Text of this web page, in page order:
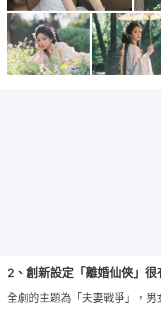
2、創新設定「離婚仙俠」很
全劇的主題為「夫妻戰爭」，